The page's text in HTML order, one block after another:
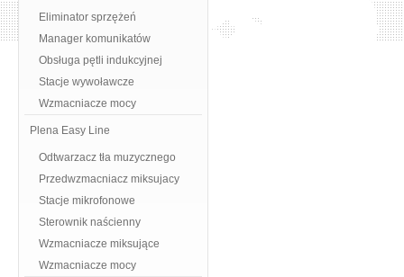
Eliminator sprzężeń
Manager komunikatów
Obsługa pętli indukcyjnej
Stacje wywoławcze
Wzmacniacze mocy
Plena Easy Line
Odtwarzacz tła muzycznego
Przedwzmacniacz miksujacy
Stacje mikrofonowe
Sterownik naścienny
Wzmacniacze miksujące
Wzmacniacze mocy